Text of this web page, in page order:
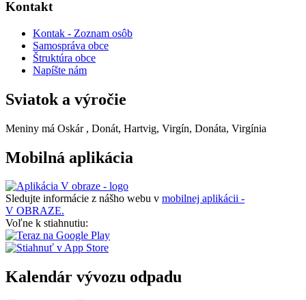
Kontakt
Kontak - Zoznam osôb
Samospráva obce
Štruktúra obce
Napíšte nám
Sviatok a výročie
Meniny má Oskár , Donát, Hartvig, Virgín, Donáta, Virgínia
Mobilná aplikácia
Sledujte informácie z nášho webu v mobilnej aplikácii -
V OBRAZE.
Voľne k stiahnutiu:
Kalendár vývozu odpadu